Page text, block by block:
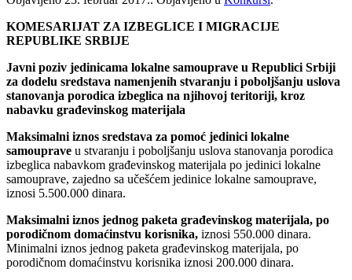
KOMESARIJAT ZA IZBEGLICE I MIGRACIJE
REPUBLIKE SRBIJE
Javni poziv jedinicama lokalne samouprave u Republici Srbiji
za dodelu sredstava namenjenih stvaranju i poboljšanju uslova
stanovanja porodica izbeglica na njihovoj teritoriji, kroz
nabavku građevinskog materijala
Maksimalni iznos sredstava za pomoć jedinici lokalne
samouprave u stvaranju i poboljšanju uslova stanovanja porodica
izbeglica nabavkom građevinskog materijala po jedinici lokalne
samouprave, zajedno sa učešćem jedinice lokalne samouprave,
iznosi 5.500.000 dinara.
Maksimalni iznos jednog paketa građevinskog materijala, po
porodičnom domaćinstvu korisnika, iznosi 550.000 dinara.
Minimalni iznos jednog paketa građevinskog materijala, po
porodičnom domaćinstvu korisnika iznosi 200.000 dinara.